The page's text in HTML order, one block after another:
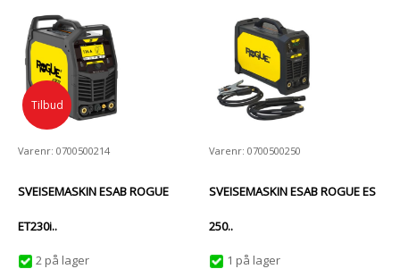
Tilbud
Varenr: 0700500214
SVEISEMASKIN ESAB ROGUE
ET230i..
2 på lager
Varenr: 0700500250
SVEISEMASKIN ESAB ROGUE ES
250..
1 på lager